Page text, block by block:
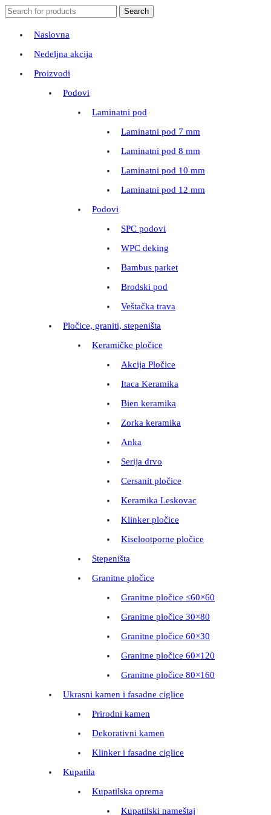
Search
for:
Search
Naslovna
Nedeljna akcija
Proizvodi
Podovi
Laminatni pod
Laminatni pod 7 mm
Laminatni pod 8 mm
Laminatni pod 10 mm
Laminatni pod 12 mm
Podovi
SPC podovi
WPC deking
Bambus parket
Brodski pod
Veštačka trava
Pločice, graniti, stepeništa
Keramičke pločice
Akcija Pločice
Itaca Keramika
Bien keramika
Zorka keramika
Anka
Serija drvo
Cersanit pločice
Keramika Leskovac
Klinker pločice
Kiselootporne pločice
Stepeništa
Granitne pločice
Granitne pločice ≤60×60
Granitne pločice 30×80
Granitne pločice 60×30
Granitne pločice 60×120
Granitne pločice 80×160
Ukrasni kamen i fasadne ciglice
Prirodni kamen
Dekorativni kamen
Klinker i fasadne ciglice
Kupatila
Kupatilska oprema
Kupatilski nameštaj